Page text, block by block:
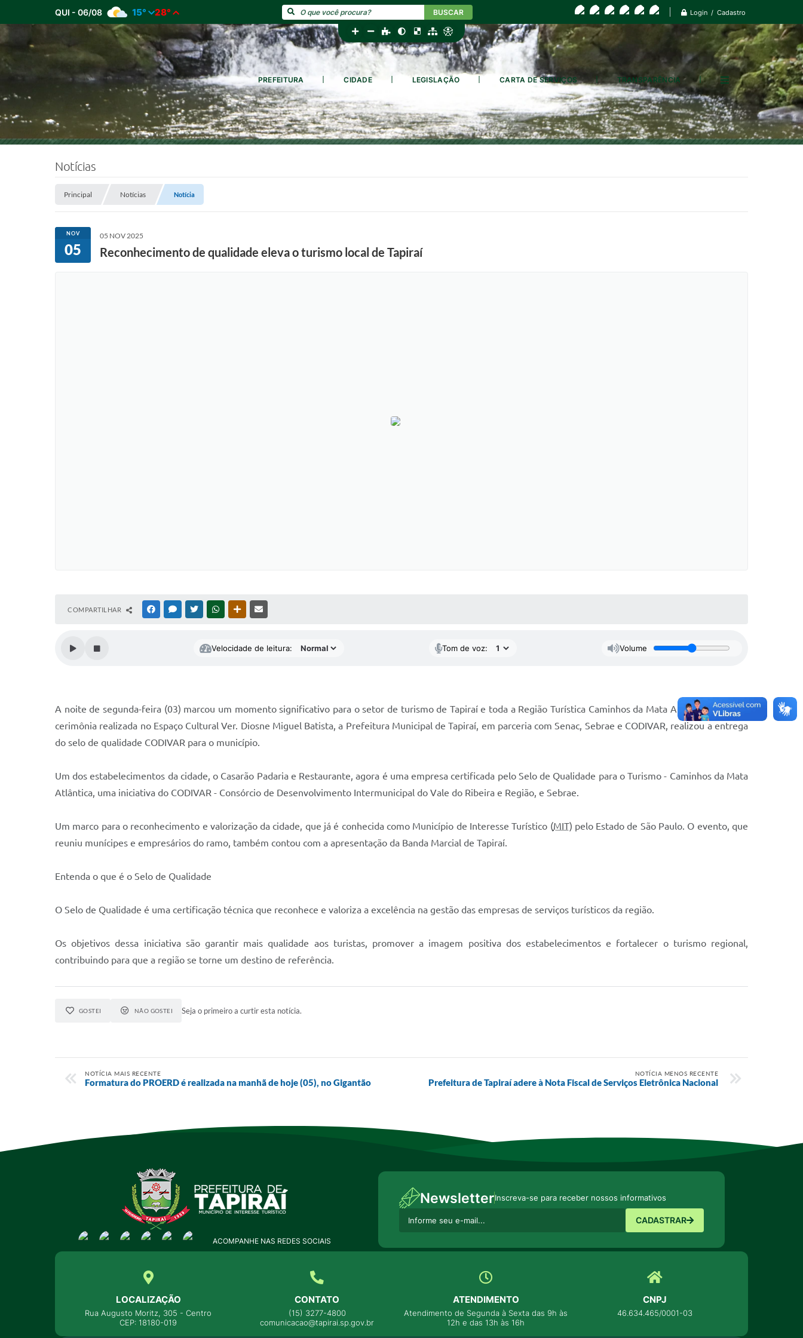
Login / Cadastro
QUI - 06/08 15° 28° BUSCAR
PREFEITURA CIDADE LEGISLAÇÃO CARTA DE SERVIÇOS TRANSPARÊNCIA
Notícias
Principal Notícias Notícia
NOV
05
05 NOV 2025
Reconhecimento de qualidade eleva o turismo local de Tapiraí
COMPARTILHAR FACEBOOKMESSENGER
TWITTERWHATSAPPOUTRAS MÍDIAS
Velocidade de leitura: Tom de voz: Volume
A noite de segunda-feira (03) marcou um momento significativo para o setor de turismo de Tapiraí e toda a Região Turística Caminhos da Mata Atlântica. Em uma
cerimônia realizada no Espaço Cultural Ver. Diosne Miguel Batista, a Prefeitura Municipal de Tapiraí, em parceria com Senac, Sebrae e CODIVAR, realizou a entrega
do selo de qualidade CODIVAR para o município.
Um dos estabelecimentos da cidade, o Casarão Padaria e Restaurante, agora é uma empresa certificada pelo Selo de Qualidade para o Turismo - Caminhos da Mata
Atlântica, uma iniciativa do CODIVAR - Consórcio de Desenvolvimento Intermunicipal do Vale do Ribeira e Região, e Sebrae.
Um marco para o reconhecimento e valorização da cidade, que já é conhecida como Município de Interesse Turístico (MIT) pelo Estado de São Paulo. O evento, que
reuniu munícipes e empresários do ramo, também contou com a apresentação da Banda Marcial de Tapiraí.
Entenda o que é o Selo de Qualidade
​O Selo de Qualidade é uma certificação técnica que reconhece e valoriza a excelência na gestão das empresas de serviços turísticos da região.
​Os objetivos dessa iniciativa são garantir mais qualidade aos turistas, promover a imagem positiva dos estabelecimentos e fortalecer o turismo regional,
contribuindo para que a região se torne um destino de referência.
GOSTEI NÃO GOSTEI Seja o primeiro a curtir esta notícia.
NOTÍCIA MAIS RECENTE
Formatura do PROERD é realizada na manhã de hoje (05), no Gigantão
NOTÍCIA MENOS RECENTE
Prefeitura de Tapiraí adere à Nota Fiscal de Serviços Eletrônica Nacional
ACOMPANHE NAS REDES SOCIAIS
NewsletterInscreva-se para receber nossos informativos
CADASTRAR
LOCALIZAÇÃO
Rua Augusto Moritz, 305 - Centro
CEP: 18180-019
CONTATO
(15) 3277-4800
comunicacao@tapirai.sp.gov.br
ATENDIMENTO
Atendimento de Segunda à Sexta das 9h às
12h e das 13h às 16h
CNPJ
46.634.465/0001-03